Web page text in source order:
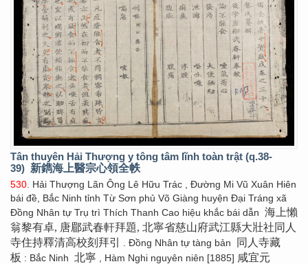
Tân thuyên Hải Thượng y tông tâm lĩnh toàn trật (q.38-
39) 新鐫海上醫宗心領全帙
530 . Hải Thượng Lãn Ông Lê Hữu Trác , Đường Mi Vũ Xuân Hiên
bái đề, Bắc Ninh tỉnh Từ Sơn phủ Võ Giàng huyện Đại Tráng xã
Đồng Nhân tự Trụ trì Thích Thanh Cao hiệu khắc bái dẫn 海上懶
翁黎有卓, 唐郿武春軒拜題, 北寧省慈山府武江縣大壯社同人
寺住持釋清高校刻拜引
. Đồng Nhân tự tàng bản
同人寺藏
板 : Bắc Ninh 北寧 , Hàm Nghi nguyên niên [1885] 咸宜元